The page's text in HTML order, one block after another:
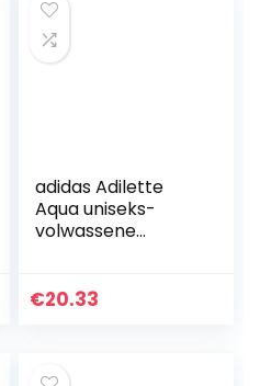
adidas Adilette
Aqua uniseks-
volwassene
€20.33